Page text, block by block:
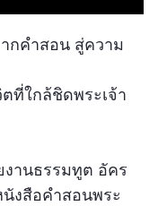
กคำสอน สู่ความ
ที่ใกล้ชิดพระเจ้า
านธรรมทูต อัคร
งสือคำสอนพระ